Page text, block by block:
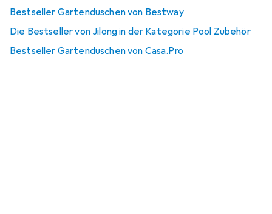
Bestseller Gartenduschen von Bestway
Die Bestseller von Jilong in der Kategorie Pool Zubehör
Bestseller Gartenduschen von Casa.Pro